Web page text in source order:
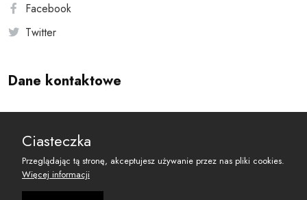
Facebook
Twitter
Dane kontaktowe
reset@resetobywatelski.pl
Ciasteczka
Przeglądając tą stronę, akceptujesz używanie przez nas pliki cookies.
Więcej informacji